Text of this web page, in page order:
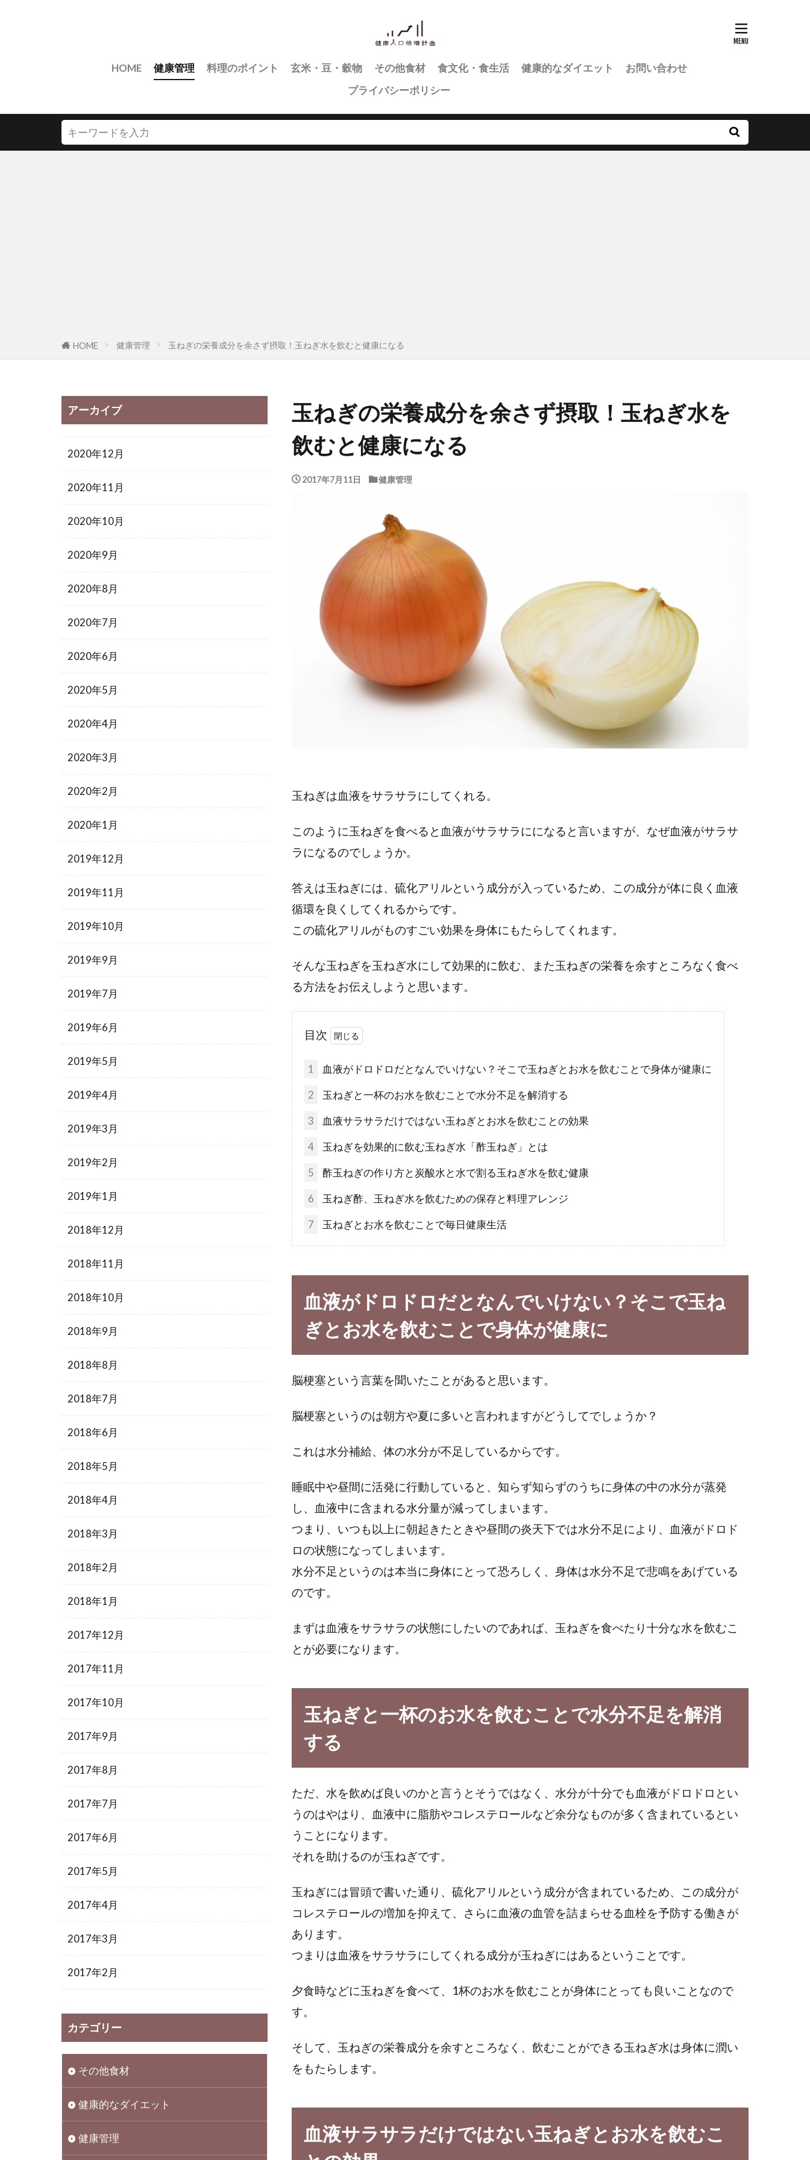
HOME 健康管理 料理のポイント 玄米・豆・穀物 その他食材 食文化・食生活 健康的なダイエット
お問い合わせ
プライバシーポリシー
HOME 健康管理 玉ねぎの栄養成分を余さず摂取！玉ねぎ水を飲むと健康になる
玉ねぎの栄養成分を余さず摂取！玉ねぎ水を
飲むと健康になる
2017年7月11日 健康管理
玉ねぎは血液をサラサラにしてくれる。
このように玉ねぎを食べると血液がサラサラにになると言いますが、なぜ血液がサラサ
ラになるのでしょうか。
答えは玉ねぎには、硫化アリルという成分が入っているため、この成分が体に良く血液
循環を良くしてくれるからです。
この硫化アリルがものすごい効果を身体にもたらしてくれます。
そんな玉ねぎを玉ねぎ水にして効果的に飲む、また玉ねぎの栄養を余すところなく食べ
る方法をお伝えしようと思います。
目次
1 血液がドロドロだとなんでいけない？そこで玉ねぎとお水を飲むことで身体が健康に
2 玉ねぎと一杯のお水を飲むことで水分不足を解消する
3 血液サラサラだけではない玉ねぎとお水を飲むことの効果
4 玉ねぎを効果的に飲む玉ねぎ水「酢玉ねぎ」とは
5 酢玉ねぎの作り方と炭酸水と水で割る玉ねぎ水を飲む健康
6 玉ねぎ酢、玉ねぎ水を飲むための保存と料理アレンジ
7 玉ねぎとお水を飲むことで毎日健康生活
血液がドロドロだとなんでいけない？そこで玉ね
ぎとお水を飲むことで身体が健康に
脳梗塞という言葉を聞いたことがあると思います。
脳梗塞というのは朝方や夏に多いと言われますがどうしてでしょうか？
これは水分補給、体の水分が不足しているからです。
睡眠中や昼間に活発に行動していると、知らず知らずのうちに身体の中の水分が蒸発
し、血液中に含まれる水分量が減ってしまいます。
つまり、いつも以上に朝起きたときや昼間の炎天下では水分不足により、血液がドロド
ロの状態になってしまいます。
水分不足というのは本当に身体にとって恐ろしく、身体は水分不足で悲鳴をあげている
のです。
まずは血液をサラサラの状態にしたいのであれば、玉ねぎを食べたり十分な水を飲むこ
とが必要になります。
玉ねぎと一杯のお水を飲むことで水分不足を解消
する
ただ、水を飲めば良いのかと言うとそうではなく、水分が十分でも血液がドロドロとい
うのはやはり、血液中に脂肪やコレステロールなど余分なものが多く含まれているとい
うことになります。
それを助けるのが玉ねぎです。
玉ねぎには冒頭で書いた通り、硫化アリルという成分が含まれているため、この成分が
コレステロールの増加を抑えて、さらに血液の血管を詰まらせる血栓を予防する働きが
あります。
つまりは血液をサラサラにしてくれる成分が玉ねぎにはあるということです。
夕食時などに玉ねぎを食べて、1杯のお水を飲むことが身体にとっても良いことなので
す。
そして、玉ねぎの栄養成分を余すところなく、飲むことができる玉ねぎ水は身体に潤い
をもたらします。
血液サラサラだけではない玉ねぎとお水を飲むこ
アーカイブ
2020年12月
2020年11月
2020年10月
2020年9月
2020年8月
2020年7月
2020年6月
2020年5月
2020年4月
2020年3月
2020年2月
2020年1月
2019年12月
2019年11月
2019年10月
2019年9月
2019年7月
2019年6月
2019年5月
2019年4月
2019年3月
2019年2月
2019年1月
2018年12月
2018年11月
2018年10月
2018年9月
2018年8月
2018年7月
2018年6月
2018年5月
2018年4月
2018年3月
2018年2月
2018年1月
2017年12月
2017年11月
2017年10月
2017年9月
2017年8月
2017年7月
2017年6月
2017年5月
2017年4月
2017年3月
2017年2月
カテゴリー
その他食材
健康的なダイエット
健康管理